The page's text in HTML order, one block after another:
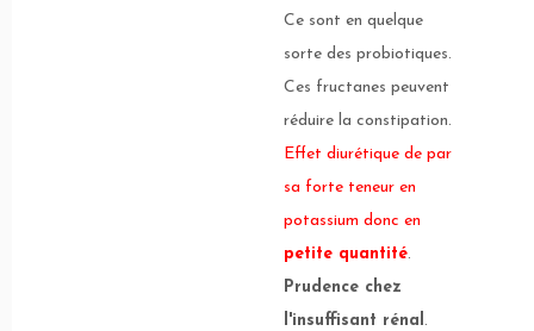
Ce sont en quelque
sorte des probiotiques.
Ces fructanes peuvent
réduire la constipation.
Effet diurétique de par
sa forte teneur en
potassium donc en
petite quantité.
Prudence chez
l'insuffisant rénal .